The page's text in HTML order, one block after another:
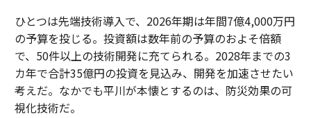
ひとつは先端技術導入で、2026年期は年間7億4,000万円
の予算を投じる。投資額は数年前の予算のおよそ倍額
で、50件以上の技術開発に充てられる。2028年までの3
カ年で合計35億円の投資を見込み、開発を加速させたい
考えだ。なかでも平川が本懐とするのは、防災効果の可
視化技術だ。